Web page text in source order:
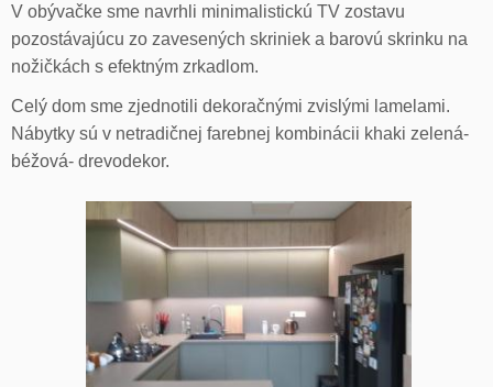
V obývačke sme navrhli minimalistickú TV zostavu
pozostávajúcu zo zavesených skriniek a barovú skrinku na
nožičkách s efektným zrkadlom.
Celý dom sme zjednotili dekoračnými zvislými lamelami.
Nábytky sú v netradičnej farebnej kombinácii khaki zelená-
béžová- drevodekor.